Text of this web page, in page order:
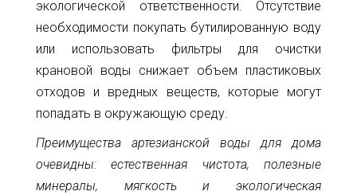
экологической ответственности. Отсутствие
необходимости покупать бутилированную воду
или использовать фильтры для очистки
крановой воды снижает объем пластиковых
отходов и вредных веществ, которые могут
попадать в окружающую среду.
Преимущества артезианской воды для дома
очевидны: естественная чистота, полезные
минералы, мягкость и экологическая